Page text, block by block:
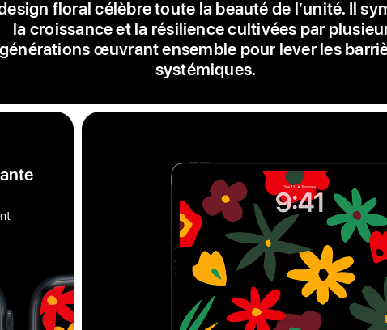
floral célèbre toute la beauté de l’unité. Il
la croissance et la résilience cultivées par
générations œuvrant ensemble pour lever les
systémiques.
Cadran
Black
Unity